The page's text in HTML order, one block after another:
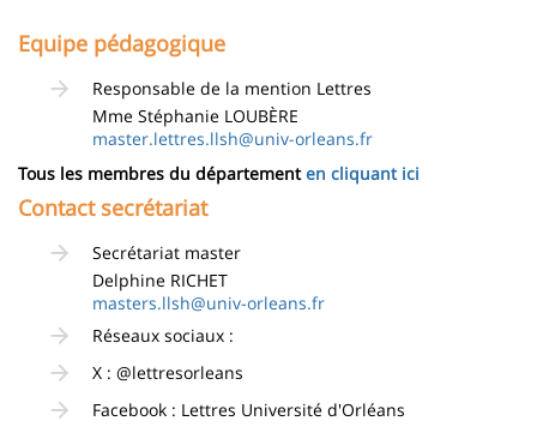
Contenu
de
page
principale
Equipe pédagogique
Responsable de la mention Lettres
Mme Stéphanie LOUBÈRE
master.lettres.llsh@univ-orleans.fr
Tous les membres du départementen cliquant ici
Contact secrétariat
Secrétariat master
Delphine RICHET
masters.llsh@univ-orleans.fr
Réseaux sociaux :
X : @lettresorleans
Facebook : Lettres Université d'Orléans